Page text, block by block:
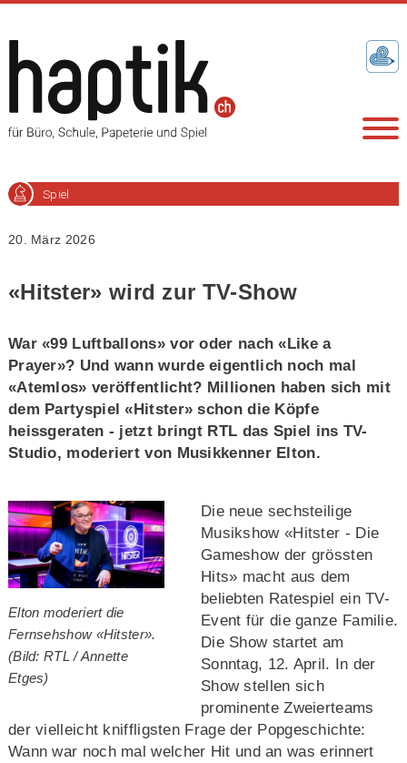
Spiel
20. März 2026
«Hitster» wird zur TV-Show
War «99 Luftballons» vor oder nach «Like a
Prayer»? Und wann wurde eigentlich noch mal
«Atemlos» veröffentlicht? Millionen haben sich mit
dem Partyspiel «Hitster» schon die Köpfe
heissgeraten - jetzt bringt RTL das Spiel ins TV-
Studio, moderiert von Musikkenner Elton.
Elton moderiert die
Fernsehshow «Hitster».
(Bild: RTL / Annette
Etges)
Die neue sechsteilige
Musikshow «Hitster - Die
Gameshow der grössten
Hits» macht aus dem
beliebten Ratespiel ein TV-
Event für die ganze Familie.
Die Show startet am
Sonntag, 12. April. In der
Show stellen sich
prominente Zweierteams
der vielleicht kniffligsten Frage der Popgeschichte:
Wann war noch mal welcher Hit und an was erinnert